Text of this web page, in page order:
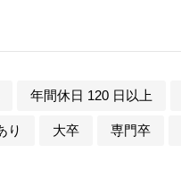
年間休日 120 日以上
り 大卒 専門卒